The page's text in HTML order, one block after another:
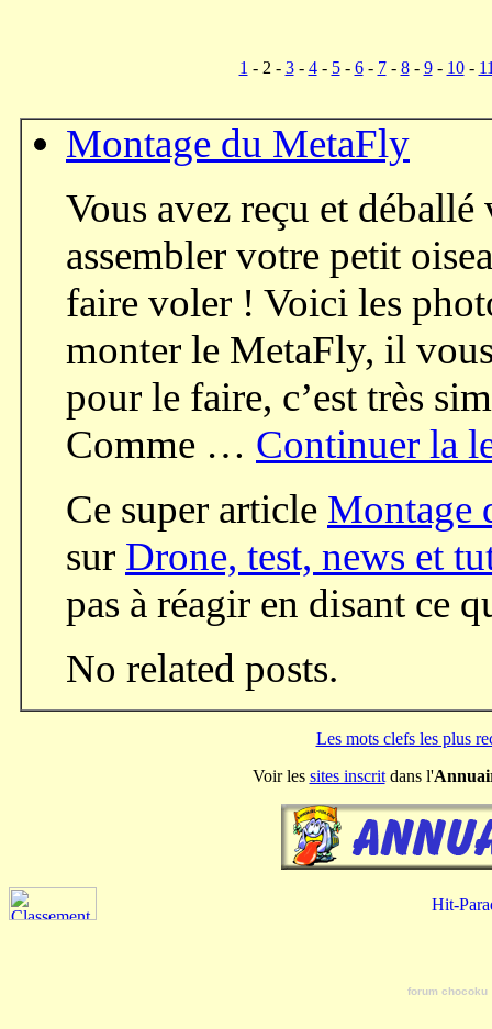
1 - 2 - 3- 4- 5- 6- 7- 8- 9- 10-
Montage du MetaFly
Vous avez reçu et
assembler votre petit
faire voler ! Voici les
monter le MetaFly, il
pour le faire, c’est très
Comme … Continuer la
Ce super article Montage
sur Drone, test, news et
pas à réagir en disant ce
No related posts.
Les mots clefs les plus
Voir les sites inscritdans l'
forum chocoku